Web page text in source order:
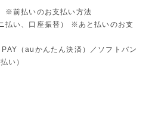
※前払いのお支払い方法
払い、口座振替） ※あと払いのお支
（auかんたん決済）／ソフトバン
い）